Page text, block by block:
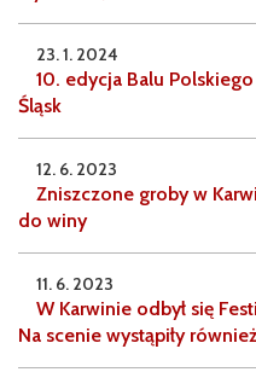
23. 1. 2024
10. edycja Balu
Śląsk
12. 6. 2023
Zniszczone groby w
do winy
11. 6. 2023
W Karwinie odbył się
Na scenie wystąpiły